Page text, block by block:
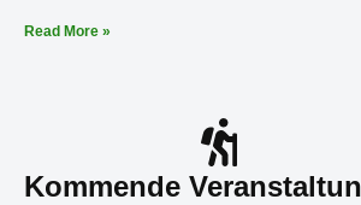
Read More »
Kommende